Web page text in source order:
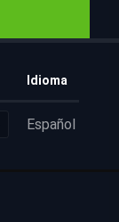
Idioma
Español